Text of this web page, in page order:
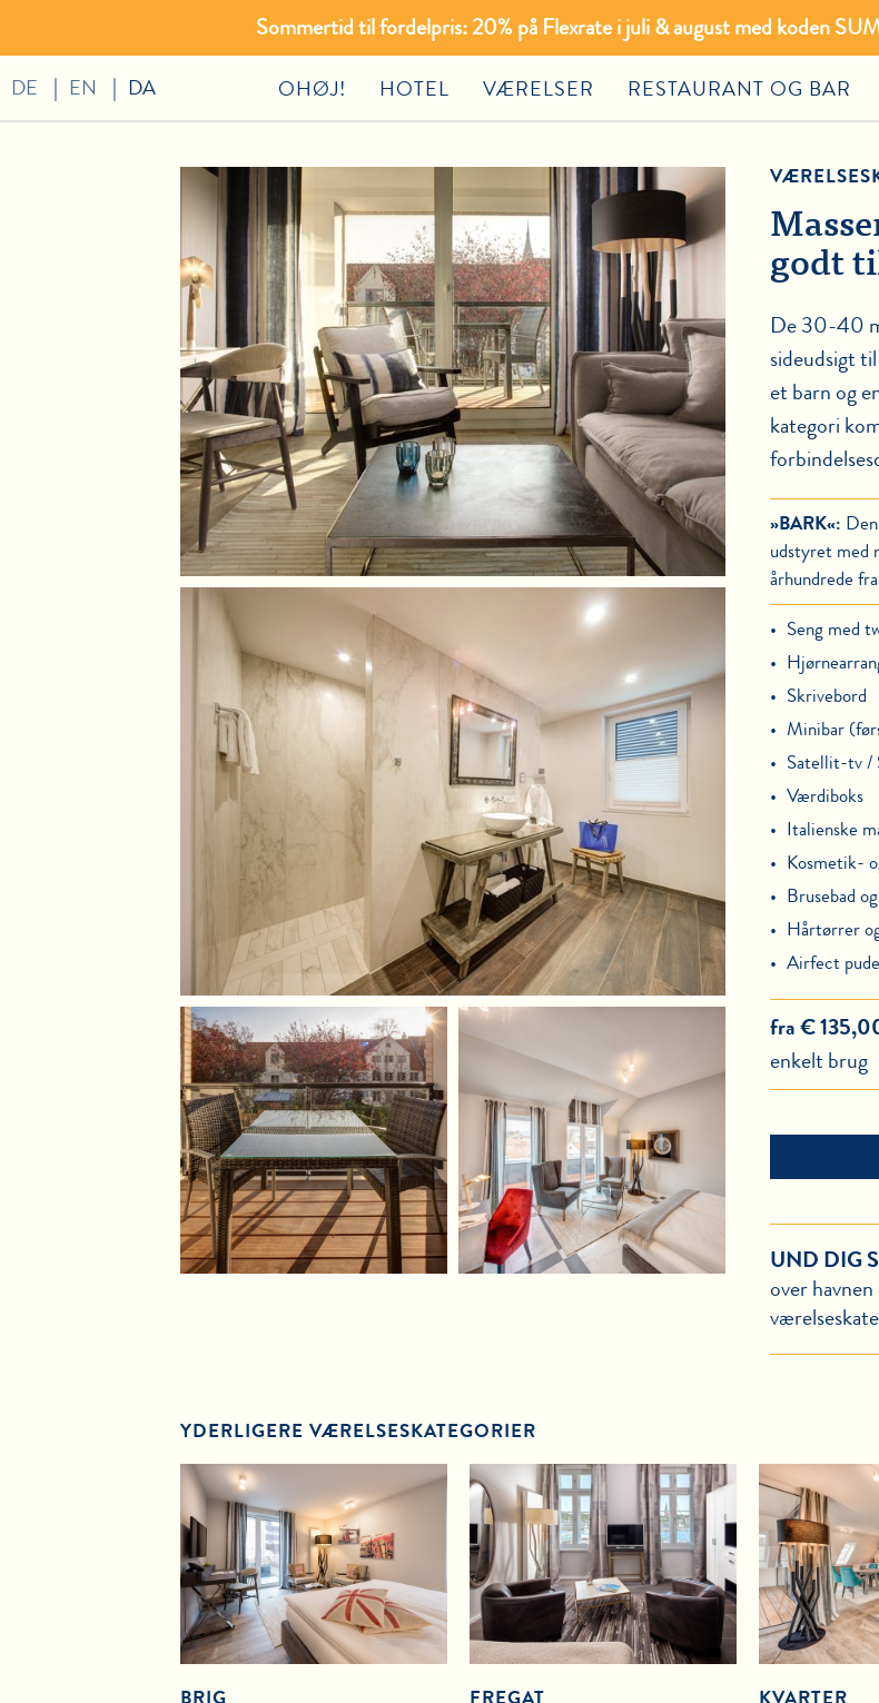
Sommertid til fordelpris: 20% på Flexrate i juli & august med koden
DE EN DA OHØJ! HOTEL VÆRELSER RESTAURANT OG BAR
godt
De 30-40
sideudsigt
et barn og
kategori
»BARK«:
udstyret med
århundrede
Seng med
Skrivebord
Minibar
Satellit-tv /
Værdiboks
Italienske
Kosmetik-
Brusebad
Hårtørrer
Airfect
fra €
enkelt brug
UND DIG
over
YDERLIGERE VÆRELSESKATEGORIER